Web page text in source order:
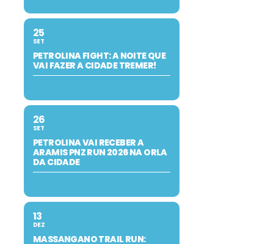
25
SET
PETROLINA FIGHT: A NOITE QUE
VAI FAZER A CIDADE TREMER!
26
SET
PETROLINA VAI RECEBER A
ARAMIS PNZ RUN 2026 NA ORLA
DA CIDADE
13
DEZ
MASSANGANO TRAIL RUN: